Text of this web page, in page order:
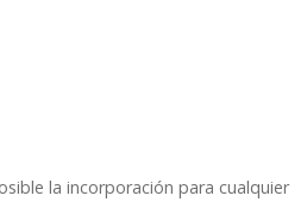
la incorporación para cualquier